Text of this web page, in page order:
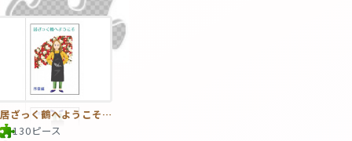
居ざっく鶴へようこそ序章編全編表紙
130ピース